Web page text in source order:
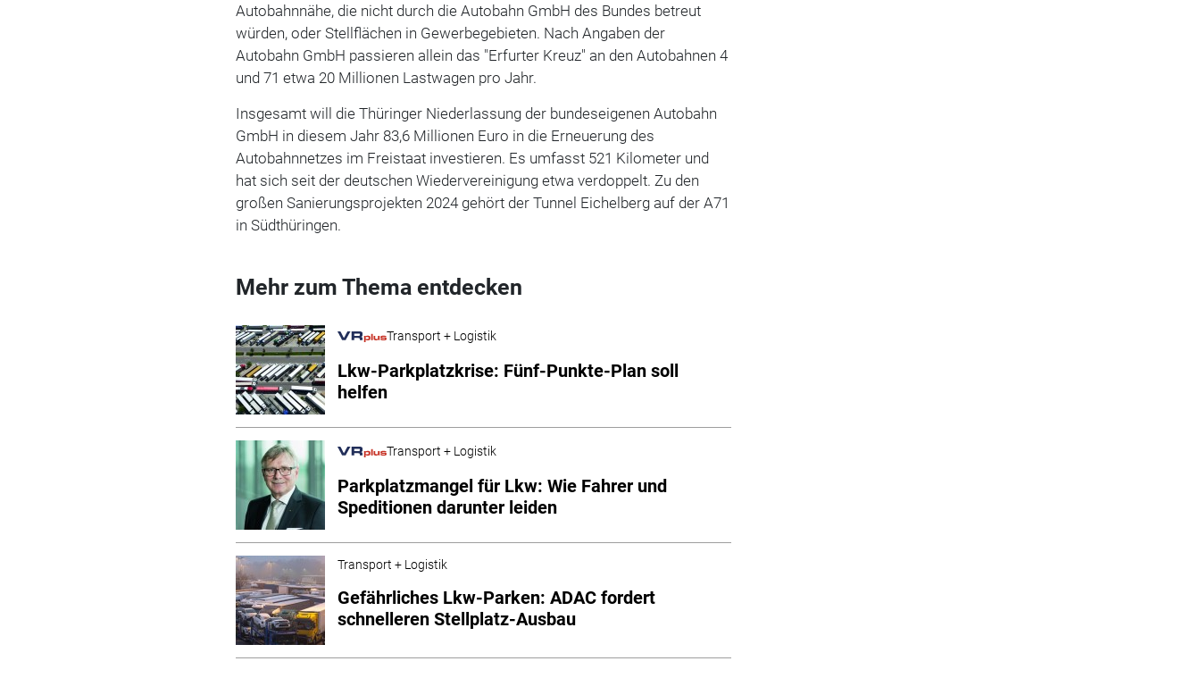
Autobahnnähe, die nicht durch die Autobahn GmbH des Bundes betreut
würden, oder Stellflächen in Gewerbegebieten. Nach Angaben der
Autobahn GmbH passieren allein das "Erfurter Kreuz" an den Autobahnen 4
und 71 etwa 20 Millionen Lastwagen pro Jahr.
Insgesamt will die Thüringer Niederlassung der bundeseigenen Autobahn
GmbH in diesem Jahr 83,6 Millionen Euro in die Erneuerung des
Autobahnnetzes im Freistaat investieren. Es umfasst 521 Kilometer und
hat sich seit der deutschen Wiedervereinigung etwa verdoppelt. Zu den
großen Sanierungsprojekten 2024 gehört der Tunnel Eichelberg auf der A71
in Südthüringen.
Mehr zum Thema entdecken
Transport + Logistik
Lkw-Parkplatzkrise: Fünf-Punkte-Plan soll
helfen
Transport + Logistik
Parkplatzmangel für Lkw: Wie Fahrer und
Speditionen darunter leiden
Transport + Logistik
Gefährliches Lkw-Parken: ADAC fordert
schnelleren Stellplatz-Ausbau